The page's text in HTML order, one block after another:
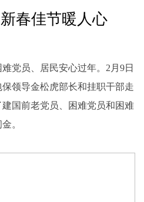
春佳节暖人心
员、居民安心过年。2月9日
保领导金松虎部长和挂职干部走
国前老党员、困难党员和困难
。